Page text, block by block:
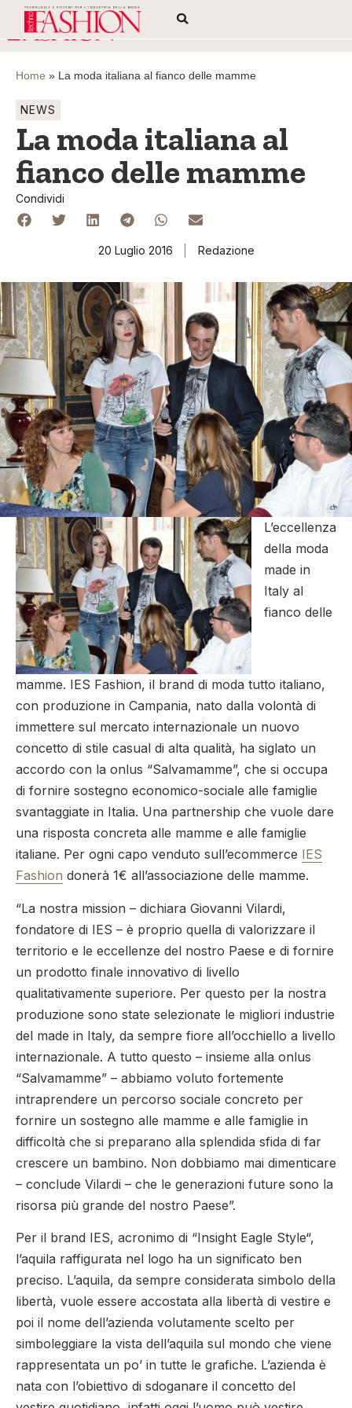
Home » La moda italiana al fianco delle mamme
NEWS
La moda italiana al
fianco delle mamme
Condividi
20 Luglio 2016 Redazione
L’eccellenza
della moda
made in
Italy al
fianco delle
mamme. IES Fashion, il brand di moda tutto italiano,
con produzione in Campania, nato dalla volontà di
immettere sul mercato internazionale un nuovo
concetto di stile casual di alta qualità, ha siglato un
accordo con la onlus “Salvamamme”, che si occupa
di fornire sostegno economico-sociale alle famiglie
svantaggiate in Italia. Una partnership che vuole dare
una risposta concreta alle mamme e alle famiglie
italiane. Per ogni capo venduto sull’ecommerce IES
Fashion donerà 1€ all’associazione delle mamme.
“La nostra mission – dichiara Giovanni Vilardi,
fondatore di IES – è proprio quella di valorizzare il
territorio e le eccellenze del nostro Paese e di fornire
un prodotto finale innovativo di livello
qualitativamente superiore. Per questo per la nostra
produzione sono state selezionate le migliori industrie
del made in Italy, da sempre fiore all’occhiello a livello
internazionale. A tutto questo – insieme alla onlus
“Salvamamme” – abbiamo voluto fortemente
intraprendere un percorso sociale concreto per
fornire un sostegno alle mamme e alle famiglie in
difficoltà che si preparano alla splendida sfida di far
crescere un bambino. Non dobbiamo mai dimenticare
– conclude Vilardi – che le generazioni future sono la
risorsa più grande del nostro Paese”.
Per il brand IES, acronimo di “Insight Eagle Style“,
l’aquila raffigurata nel logo ha un significato ben
preciso. L’aquila, da sempre considerata simbolo della
libertà, vuole essere accostata alla libertà di vestire e
poi il nome dell’azienda volutamente scelto per
simboleggiare la vista dell’aquila sul mondo che viene
rappresentata un po’ in tutte le grafiche. L’azienda è
nata con l’obiettivo di sdoganare il concetto del